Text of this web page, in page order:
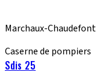
Marchaux-
Caserne de pompiers
Sdis 25